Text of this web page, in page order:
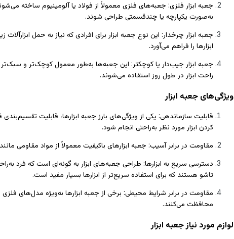
جعبه ابزار فلزی: جعبه‌های فلزی معمولاً از فولاد یا آلومینیوم ساخته
به‌صورت یکپارچه یا چندقسمتی طراحی شوند.
جعبه ابزار چرخدار: این نوع جعبه ابزار برای افرادی که نیاز به حمل
ابزارها را فراهم می‌آورد.
جعبه ابزار جیب‌دار یا کوچکتر: این جعبه‌ها به‌طور معمول کوچک‌تر و
راحت ابزار در طول روز استفاده می‌شوند.
ویژگی‌های جعبه ابزار
قابلیت سازماندهی: یکی از ویژگی‌های بارز جعبه ابزارها، قابلیت
کردن ابزار مورد نظر به‌راحتی انجام شود.
مقاومت در برابر آسیب: جعبه ابزارهای باکیفیت معمولاً از مواد مقاومی
دسترسی سریع به ابزارها: طراحی جعبه‌های ابزار به گونه‌ای است که فرد
تاشو هستند که برای استفاده سریع‌تر از ابزارها بسیار مفید است.
مقاومت در برابر شرایط محیطی: برخی از جعبه ابزارها به‌ویژه مدل‌های
محافظت می‌کنند.
لوازم مورد نیاز جعبه ابزار